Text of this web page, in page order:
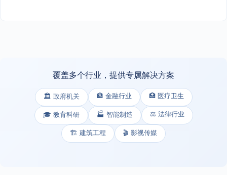
覆盖多个行业，提供专属解决方案
🏛️ 政府机关 🏦 金融行业 🏥 医疗卫生
🎓 教育科研 🏭 智能制造 ⚖️ 法律行业
🏗️ 建筑工程 🎬 影视传媒